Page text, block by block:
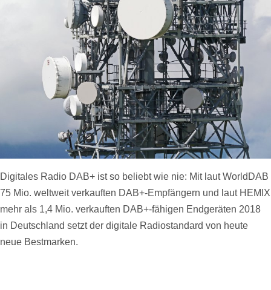
Digitales Radio DAB+ ist so beliebt wie nie: Mit laut WorldDAB
75 Mio. weltweit verkauften DAB+-Empfängern und laut HEMIX
mehr als 1,4 Mio. verkauften DAB+-fähigen Endgeräten 2018
in Deutschland setzt der digitale Radiostandard von heute
neue Bestmarken.